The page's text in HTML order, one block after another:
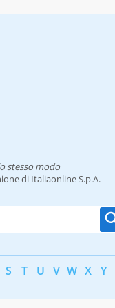
stesso modo
di Italiaonline S.p.A.
S T U V W X Y